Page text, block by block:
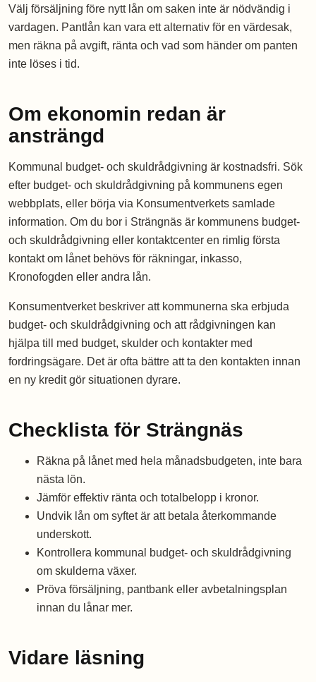
Välj försäljning före nytt lån om saken inte är nödvändig i
vardagen. Pantlån kan vara ett alternativ för en värdesak,
men räkna på avgift, ränta och vad som händer om panten
inte löses i tid.
Om ekonomin redan är
ansträngd
Kommunal budget- och skuldrådgivning är kostnadsfri. Sök
efter budget- och skuldrådgivning på kommunens egen
webbplats, eller börja via Konsumentverkets samlade
information. Om du bor i Strängnäs är kommunens budget-
och skuldrådgivning eller kontaktcenter en rimlig första
kontakt om lånet behövs för räkningar, inkasso,
Kronofogden eller andra lån.
Konsumentverket beskriver att kommunerna ska erbjuda
budget- och skuldrådgivning och att rådgivningen kan
hjälpa till med budget, skulder och kontakter med
fordringsägare. Det är ofta bättre att ta den kontakten innan
en ny kredit gör situationen dyrare.
Checklista för Strängnäs
Räkna på lånet med hela månadsbudgeten, inte bara
nästa lön.
Jämför effektiv ränta och totalbelopp i kronor.
Undvik lån om syftet är att betala återkommande
underskott.
Kontrollera kommunal budget- och skuldrådgivning
om skulderna växer.
Pröva försäljning, pantbank eller avbetalningsplan
innan du lånar mer.
Vidare läsning